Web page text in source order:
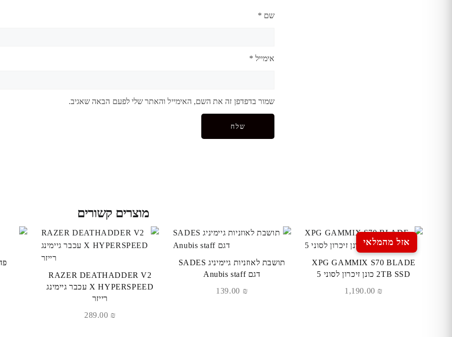
שם *
אימייל *
שמור בדפדפן זה את השם, האימייל והאתר שלי לפעם הבאה שאגיב.
מוצרים קשורים
אזל מהמלאי
XPG GAMMIX S70 BLADE
2TB SSD כונן זיכרון לסוני 5
₪
תושבת לאוזניות גיימיניג SADES
דגם Anubis staff
₪
RAZER DEATHADDER V2
X HYPERSPEED עכבר גיימינג
רייזר
₪